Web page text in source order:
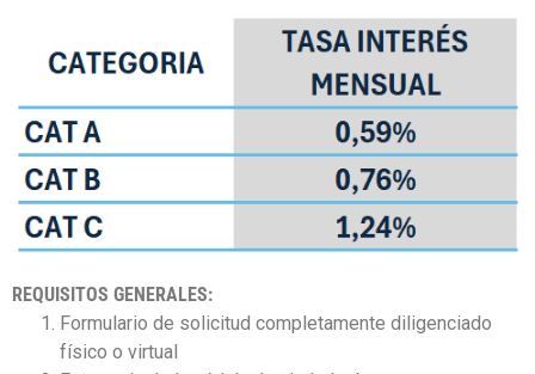
REQUISITOS GENERALES:
Formulario de solicitud completamente diligenciado
físico o virtual